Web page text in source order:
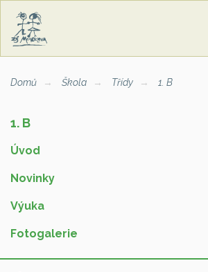
Domů Škola Třídy 1. B
1. B
Úvod
Novinky
Výuka
Fotogalerie